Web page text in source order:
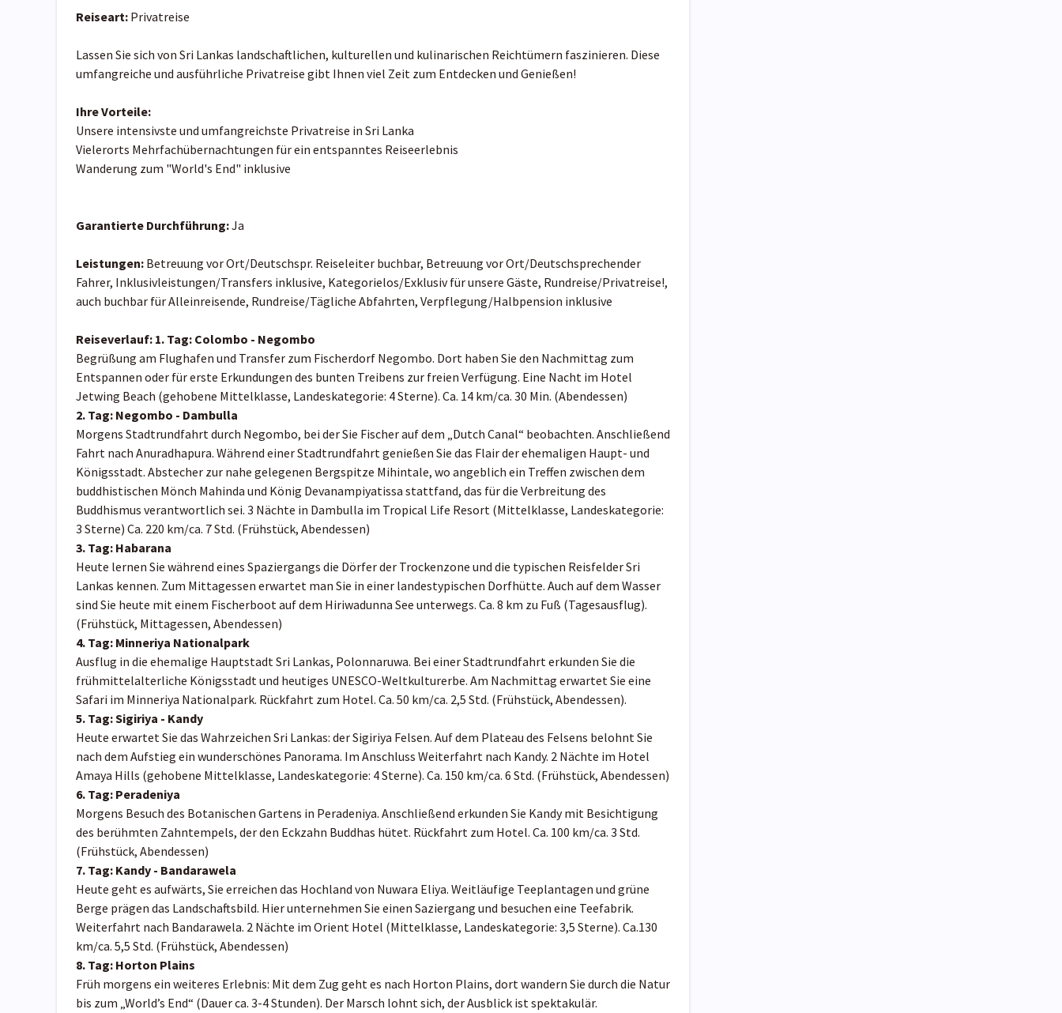
Reiseart: Privatreise
Lassen Sie sich von Sri Lankas landschaftlichen, kulturellen und kulinarischen Reichtümern faszinieren. Diese
umfangreiche und ausführliche Privatreise gibt Ihnen viel Zeit zum Entdecken und Genießen!
Ihre Vorteile:
Unsere intensivste und umfangreichste Privatreise in Sri Lanka
Vielerorts Mehrfachübernachtungen für ein entspanntes Reiseerlebnis
Wanderung zum "World's End" inklusive
Garantierte Durchführung:Ja
Leistungen: Betreuung vor Ort/Deutschspr. Reiseleiter buchbar, Betreuung vor Ort/Deutschsprechender
Fahrer, Inklusivleistungen/Transfers inklusive, Kategorielos/Exklusiv für unsere Gäste, Rundreise/Privatreise!,
auch buchbar für Alleinreisende, Rundreise/Tägliche Abfahrten, Verpflegung/Halbpension inklusive
Reiseverlauf: 1. Tag: Colombo - Negombo
Begrüßung am Flughafen und Transfer zum Fischerdorf Negombo. Dort haben Sie den Nachmittag zum
Entspannen oder für erste Erkundungen des bunten Treibens zur freien Verfügung. Eine Nacht im Hotel
Jetwing Beach (gehobene Mittelklasse, Landeskategorie: 4 Sterne). Ca. 14 km/ca. 30 Min. (Abendessen)
2. Tag: Negombo - Dambulla
Morgens Stadtrundfahrt durch Negombo, bei der Sie Fischer auf dem „Dutch Canal“ beobachten. Anschließend
Fahrt nach Anuradhapura. Während einer Stadtrundfahrt genießen Sie das Flair der ehemaligen Haupt- und
Königsstadt. Abstecher zur nahe gelegenen Bergspitze Mihintale, wo angeblich ein Treffen zwischen dem
buddhistischen Mönch Mahinda und König Devanampiyatissa stattfand, das für die Verbreitung des
Buddhismus verantwortlich sei. 3 Nächte in Dambulla im Tropical Life Resort (Mittelklasse, Landeskategorie:
3 Sterne) Ca. 220 km/ca. 7 Std. (Frühstück, Abendessen)
3. Tag: Habarana
Heute lernen Sie während eines Spaziergangs die Dörfer der Trockenzone und die typischen Reisfelder Sri
Lankas kennen. Zum Mittagessen erwartet man Sie in einer landestypischen Dorfhütte. Auch auf dem Wasser
sind Sie heute mit einem Fischerboot auf dem Hiriwadunna See unterwegs. Ca. 8 km zu Fuß (Tagesausflug).
(Frühstück, Mittagessen, Abendessen)
4. Tag: Minneriya Nationalpark
Ausflug in die ehemalige Hauptstadt Sri Lankas, Polonnaruwa. Bei einer Stadtrundfahrt erkunden Sie die
frühmittelalterliche Königsstadt und heutiges UNESCO-Weltkulturerbe. Am Nachmittag erwartet Sie eine
Safari im Minneriya Nationalpark. Rückfahrt zum Hotel. Ca. 50 km/ca. 2,5 Std. (Frühstück, Abendessen).
5. Tag: Sigiriya - Kandy
Heute erwartet Sie das Wahrzeichen Sri Lankas: der Sigiriya Felsen. Auf dem Plateau des Felsens belohnt Sie
nach dem Aufstieg ein wunderschönes Panorama. Im Anschluss Weiterfahrt nach Kandy. 2 Nächte im Hotel
Amaya Hills (gehobene Mittelklasse, Landeskategorie: 4 Sterne). Ca. 150 km/ca. 6 Std. (Frühstück, Abendessen)
6. Tag: Peradeniya
Morgens Besuch des Botanischen Gartens in Peradeniya. Anschließend erkunden Sie Kandy mit Besichtigung
des berühmten Zahntempels, der den Eckzahn Buddhas hütet. Rückfahrt zum Hotel. Ca. 100 km/ca. 3 Std.
(Frühstück, Abendessen)
7. Tag: Kandy - Bandarawela
Heute geht es aufwärts, Sie erreichen das Hochland von Nuwara Eliya. Weitläufige Teeplantagen und grüne
Berge prägen das Landschaftsbild. Hier unternehmen Sie einen Saziergang und besuchen eine Teefabrik.
Weiterfahrt nach Bandarawela. 2 Nächte im Orient Hotel (Mittelklasse, Landeskategorie: 3,5 Sterne). Ca.130
km/ca. 5,5 Std. (Frühstück, Abendessen)
8. Tag: Horton Plains
Früh morgens ein weiteres Erlebnis: Mit dem Zug geht es nach Horton Plains, dort wandern Sie durch die Natur
bis zum „World’s End“ (Dauer ca. 3-4 Stunden). Der Marsch lohnt sich, der Ausblick ist spektakulär.